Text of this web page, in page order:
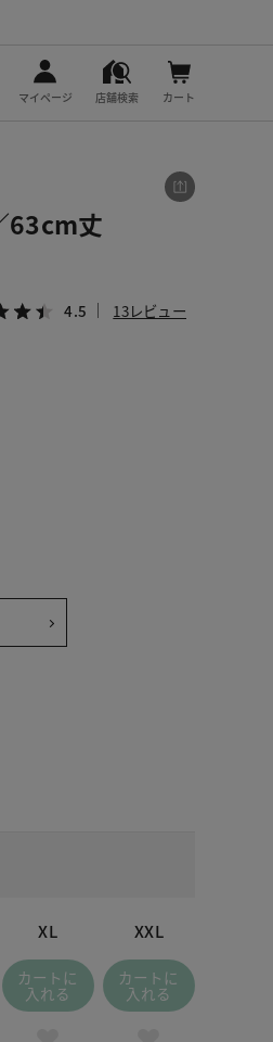
マイページ 店舗検索 カート
63cm丈
4.5 13レビュー
XL
カートに
入れる
XXL
カートに
入れる